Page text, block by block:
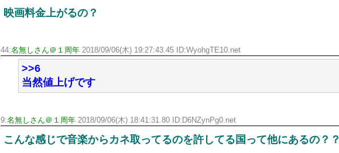
映画料金上がるの？
44:名無しさん＠１周年 2018/09/06(木) 19:27:43.45 ID:WyohgTE10.net
>>6
当然値上げです
9:名無しさん＠１周年 2018/09/06(木) 18:41:31.80 ID:D6NZynPg0.net
こんな感じで音楽からカネ取ってるのを許してる国って他にあるの？？